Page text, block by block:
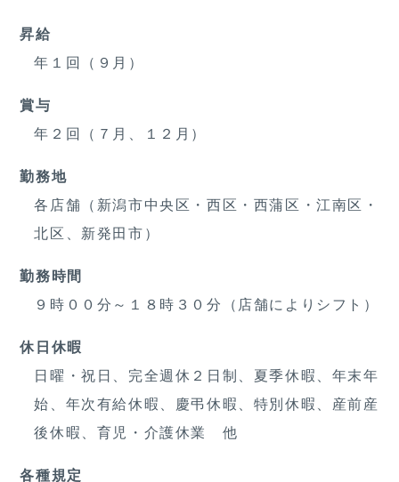
昇給
年１回（９月）
賞与
年２回（７月、１２月）
勤務地
各店舗（新潟市中央区・西区・西蒲区・江南区・
北区、新発田市）
勤務時間
９時００分～１８時３０分（店舗によりシフト）
休日休暇
日曜・祝日、完全週休２日制、夏季休暇、年末年
始、年次有給休暇、慶弔休暇、特別休暇、産前産
後休暇、育児・介護休業 他
各種規定